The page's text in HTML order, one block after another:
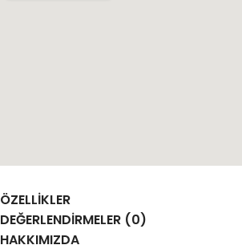
ÖZELLIKLER
DEĞERLENDIRMELER (0)
HAKKIMIZDA